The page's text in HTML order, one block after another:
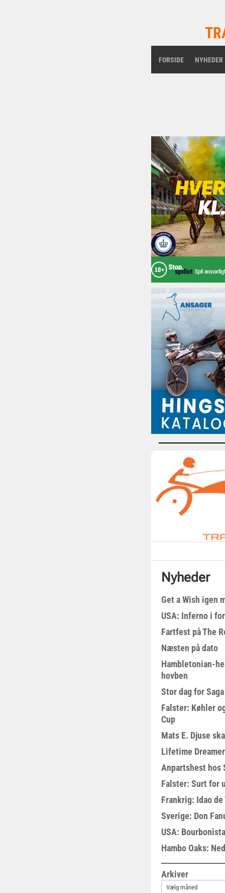
FORSIDE NYHEDER
Nyheder
Get a Wish igen
USA: Inferno i
Fartfest på The
Næsten på dato
Hambletonian-
hovben
Stor dag for
Falster: Køhler
Cup
Mats E. Djuse
Lifetime
Anpartshest hos
Falster: Surt for
Frankrig: Idao
Sverige: Don
USA:
Hambo Oaks:
Arkiver